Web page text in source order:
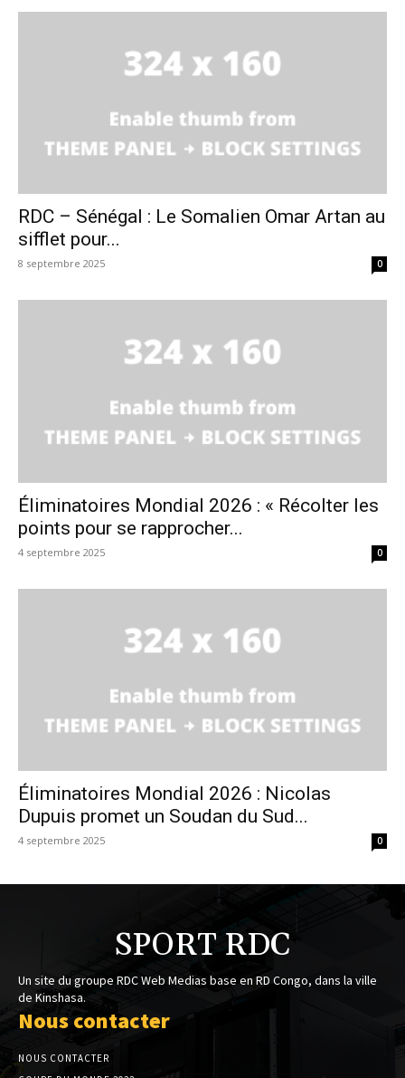
RDC – Sénégal : Le Somalien Omar Artan au
sifflet pour...
8 septembre 2025 0
Éliminatoires Mondial 2026 : « Récolter les
points pour se rapprocher...
4 septembre 2025 0
Éliminatoires Mondial 2026 : Nicolas
Dupuis promet un Soudan du Sud...
4 septembre 2025 0
SPORT RDC
Un site du groupe RDC Web Medias base en RD Congo, dans la ville
de Kinshasa.
Nous contacter
NOUS CONTACTER